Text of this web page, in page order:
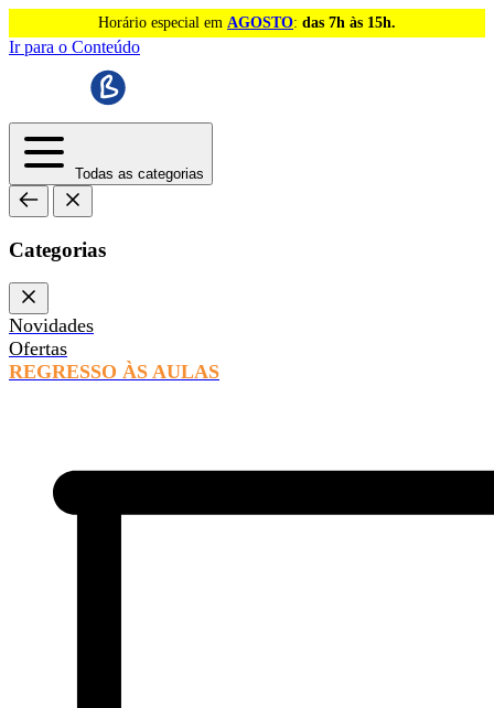
Horário especial em AGOSTO: das 7h às 15h.
Ir para o Conteúdo
Todas as categorias
Categorias
Novidades
Ofertas
REGRESSO ÀS AULAS